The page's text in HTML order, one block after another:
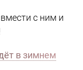
с ним и
в зимнем